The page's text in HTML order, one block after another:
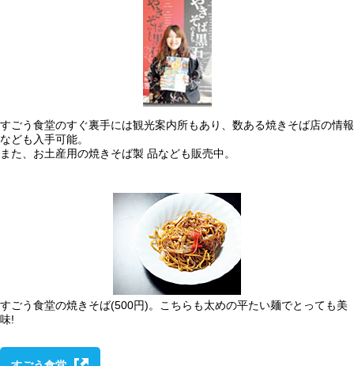
すごう食堂のすぐ裏手には観光案内所もあり、数ある焼きそば店の情報
なども入手可能。
また、お土産用の焼きそば製 品なども販売中。
すごう食堂の焼きそば(500円)。こちらも太めの平たい麺でとっても美
味!